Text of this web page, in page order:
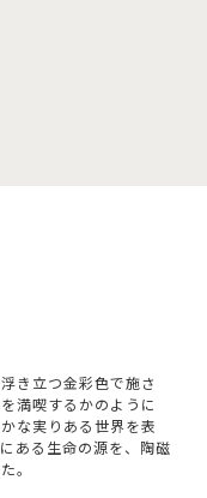
き立つ金彩色で施さ
満喫するかのように
な実りある世界を表
ある生命の源を、陶磁
。